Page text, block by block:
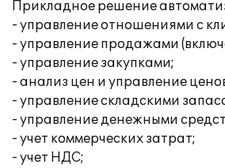
Прикладное решение
- управление отношениями с
- управление продажами
- управление закупками;
- анализ цен и управление
- управление складскими
- управление денежными
- учет коммерческих затрат;
- учет НДС;